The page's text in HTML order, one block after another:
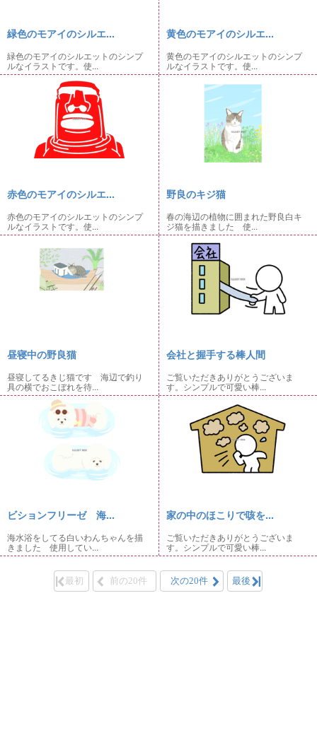
緑色のモアイのシルエ...
緑色のモアイのシルエットのシンプ
ルなイラストです。使...
黄色のモアイのシルエ...
黄色のモアイのシルエットのシンプ
ルなイラストです。使...
赤色のモアイのシルエ...
赤色のモアイのシルエットのシンプ
ルなイラストです。使...
野良のキジ猫
春の海辺の植物に囲まれた野良白キ
ジ猫を描きました 使...
昼寝中の野良猫
昼寝してるきじ猫です 海辺で釣り
具の横でおこぼれを待...
会社と握手する棒人間
ご覧いただきありがとうございま
す。シンプルで可愛い棒...
ビションフリーゼ 海...
海水浴をしてる白いわんちゃんを描
きました 使用してい...
家の中のほこりで咳を...
ご覧いただきありがとうございま
す。シンプルで可愛い棒...
最初 前の20件 次の20件 最後